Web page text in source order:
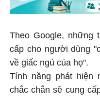
Theo Google, những
cấp cho người dùng
về giấc ngủ của họ".
Tính năng phát hiện
chắc chắn sẽ cung